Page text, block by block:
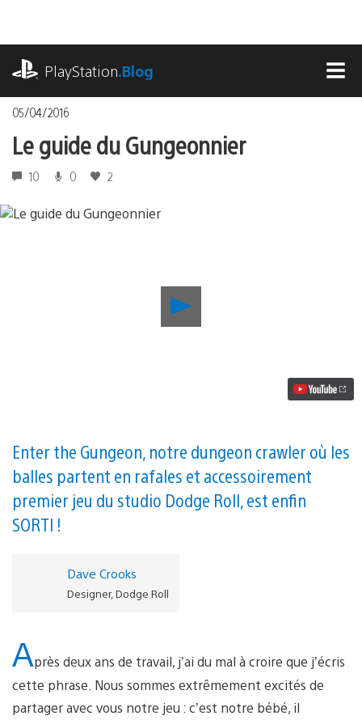
contenu
PlayStation.Blog
05/04/2016
Le guide du Gungeonnier
10 0 2
vidéo
Enter the Gungeon, notre dungeon crawler où les
balles partent en rafales et accessoirement
premier jeu du studio Dodge Roll, est enfin
SORTI !
Dave Crooks
Designer, Dodge Roll
Après deux ans de travail, j’ai du mal à croire que j’écris
cette phrase. Nous sommes extrêmement excités de
partager avec vous notre jeu : c’est notre bébé, il